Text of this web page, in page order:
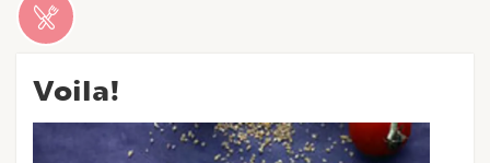
Voila!